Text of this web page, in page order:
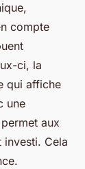
compte
ci, la
qui affiche
une
aux
Cela